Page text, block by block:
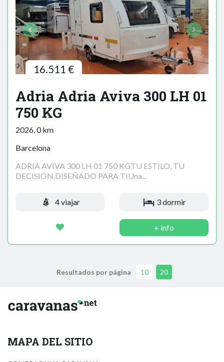
16.511 €
Adria Adria Aviva 300 LH 01
750 KG
2026, 0 km
Barcelona
ADRIA AVIVA 300 LH 01 750 KGTU ESTILO, TU
DECISIÓN.DISEÑADO PARA TIUna...
4 viajar 3 dormir
+ info
Resultados por página 10 20
MAPA DEL SITIO